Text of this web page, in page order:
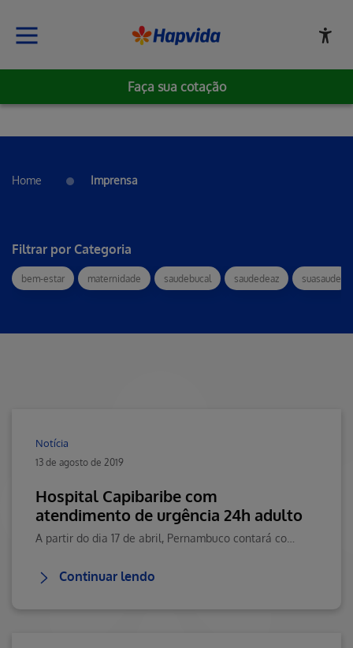
Faça sua cotação
Home Imprensa
Filtrar por Categoria
bem-estar maternidade saudebucal saudedeaz suasaude
Notícia
13 de agosto de 2019
Hospital Capibaribe com
atendimento de urgência 24h adulto
Continuar lendo